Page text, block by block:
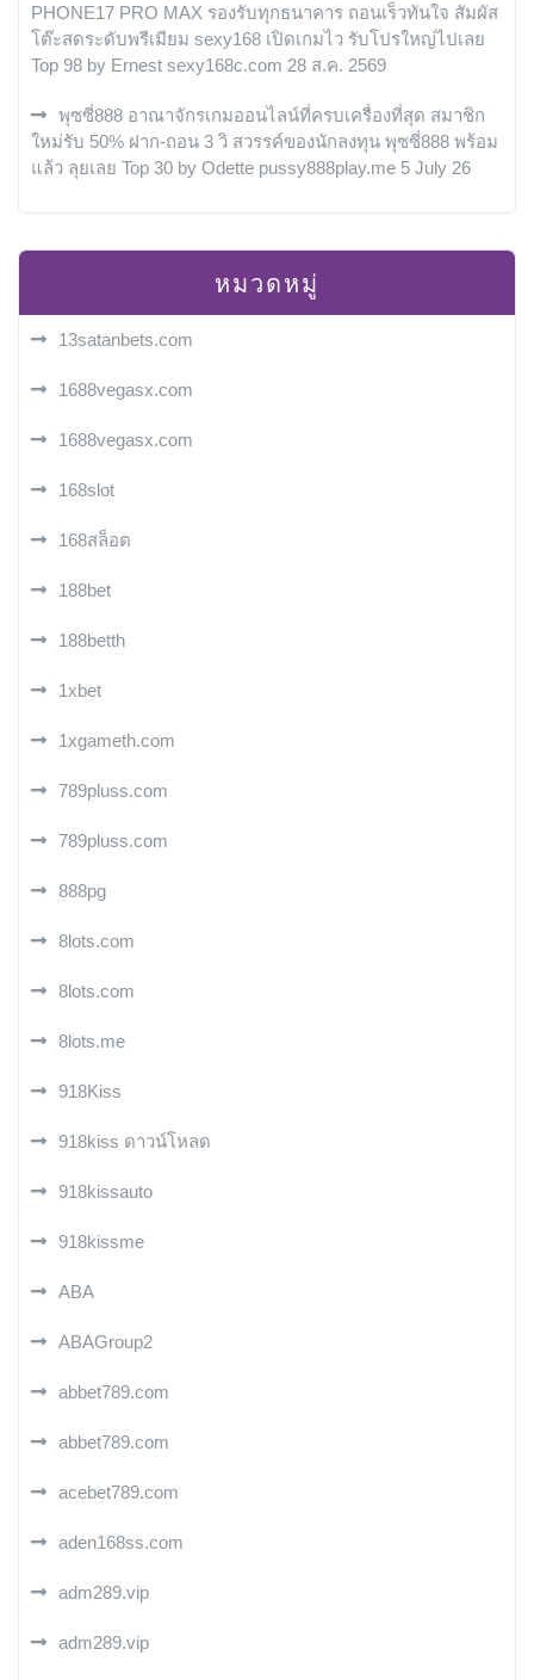
PHONE17 PRO MAX รองรับทุกธนาคาร ถอนเร็วทันใจ สัมผัส
โต๊ะสดระดับพรีเมียม sexy168 เปิดเกมไว รับโปรใหญ่ไปเลย
Top 98 by Ernest sexy168c.com 28 ส.ค. 2569
พุซซี่888 อาณาจักรเกมออนไลน์ที่ครบเครื่องที่สุด สมาชิก
ใหม่รับ 50% ฝาก-ถอน 3 วิ สวรรค์ของนักลงทุน พุซซี่888 พร้อม
แล้ว ลุยเลย Top 30 by Odette pussy888play.me 5 July 26
หมวดหมู่
13satanbets.com
1688vegasx.com
1688vegasx.com
168slot
168สล็อต
188bet
188betth
1xbet
1xgameth.com
789pluss.com
789pluss.com
888pg
8lots.com
8lots.com
8lots.me
918Kiss
918kiss ดาวน์โหลด
918kissauto
918kissme
ABA
ABAGroup2
abbet789.com
abbet789.com
acebet789.com
aden168ss.com
adm289.vip
adm289.vip